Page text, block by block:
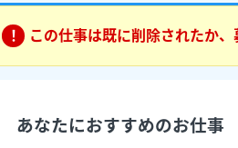
この仕事は既に削除されたか、
あなたにおすすめのお仕事